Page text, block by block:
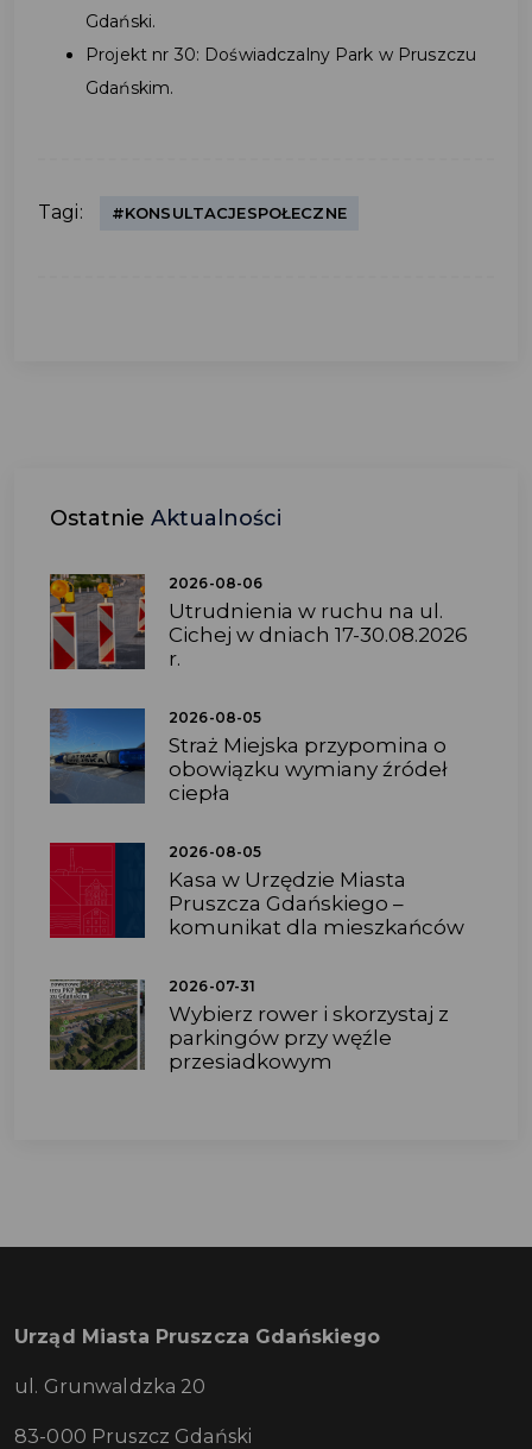
Gdański.
Projekt nr 30: Doświadczalny Park w Pruszczu
Gdańskim.
Tagi: #KONSULTACJESPOŁECZNE
Ostatnie Aktualności
2026-08-06
Utrudnienia w ruchu na ul.
Cichej w dniach 17-30.08.2026
r.
2026-08-05
Straż Miejska przypomina o
obowiązku wymiany źródeł
ciepła
2026-08-05
Kasa w Urzędzie Miasta
Pruszcza Gdańskiego –
komunikat dla mieszkańców
2026-07-31
Wybierz rower i skorzystaj z
parkingów przy węźle
przesiadkowym
Urząd Miasta Pruszcza Gdańskiego
ul. Grunwaldzka 20
83-000 Pruszcz Gdański